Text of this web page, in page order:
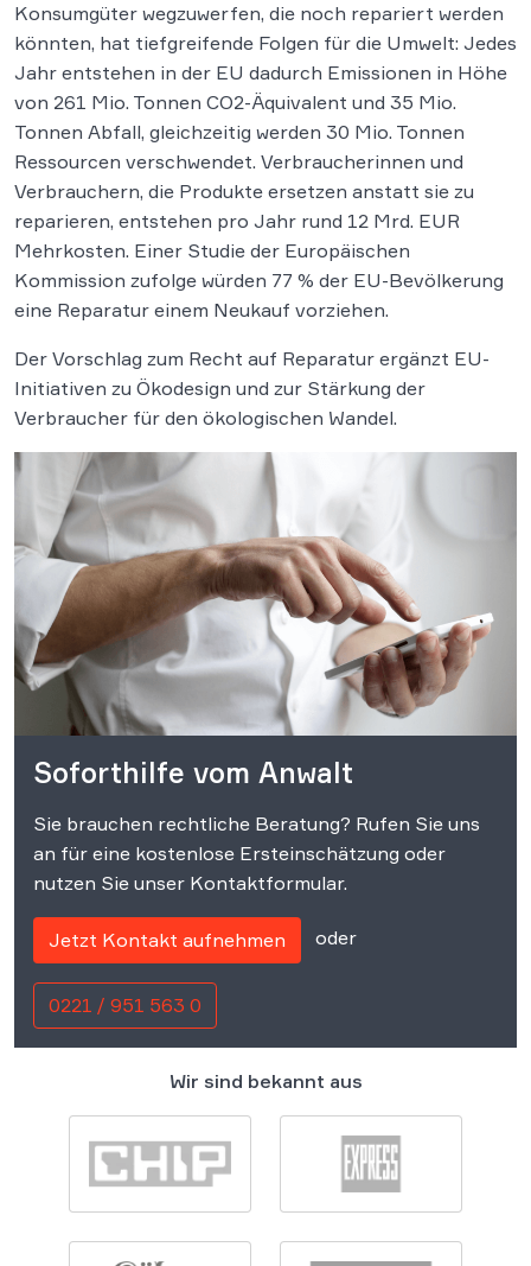
Konsumgüter wegzuwerfen, die noch repariert werden
könnten, hat tiefgreifende Folgen für die Umwelt: Jedes
Jahr entstehen in der EU dadurch Emissionen in Höhe
von 261 Mio. Tonnen CO2-Äquivalent und 35 Mio.
Tonnen Abfall, gleichzeitig werden 30 Mio. Tonnen
Ressourcen verschwendet. Verbraucherinnen und
Verbrauchern, die Produkte ersetzen anstatt sie zu
reparieren, entstehen pro Jahr rund 12 Mrd. EUR
Mehrkosten. Einer Studie der Europäischen
Kommission zufolge würden 77 % der EU-Bevölkerung
eine Reparatur einem Neukauf vorziehen.
Der Vorschlag zum Recht auf Reparatur ergänzt EU-
Initiativen zu Ökodesign und zur Stärkung der
Verbraucher für den ökologischen Wandel.
Soforthilfe vom Anwalt
Sie brauchen rechtliche Beratung? Rufen Sie uns
an für eine kostenlose Ersteinschätzung oder
nutzen Sie unser Kontaktformular.
Jetzt Kontakt aufnehmen oder
0221 / 951 563 0
Wir sind bekannt aus